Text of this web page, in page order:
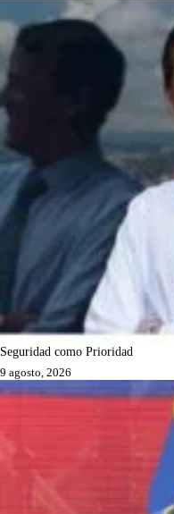
Seguridad como Prioridad
9 agosto, 2026